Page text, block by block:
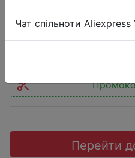
Перейти
Чат спільноти Aliexpress